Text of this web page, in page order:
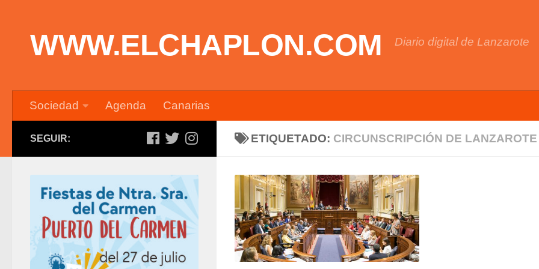
WWW.ELCHAPLON.COM Diario digital de Lanzarote
Sociedad Agenda Canarias
ETIQUETADO: CIRCUNSCRIPCIÓN DE LANZAROTE
SEGUIR: